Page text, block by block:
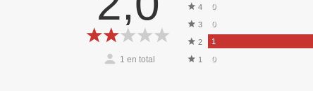
1 en total
4 0
3 0
2 1
1 0